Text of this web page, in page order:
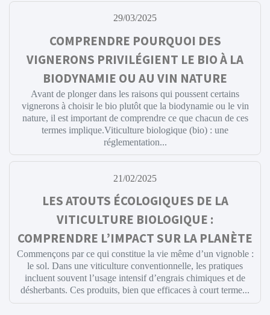
29/03/2025
COMPRENDRE POURQUOI DES
VIGNERONS PRIVILÉGIENT LE BIO À LA
BIODYNAMIE OU AU VIN NATURE
Avant de plonger dans les raisons qui poussent certains
vignerons à choisir le bio plutôt que la biodynamie ou le vin
nature, il est important de comprendre ce que chacun de ces
termes implique.Viticulture biologique (bio) : une
réglementation...
21/02/2025
LES ATOUTS ÉCOLOGIQUES DE LA
VITICULTURE BIOLOGIQUE :
COMPRENDRE L’IMPACT SUR LA PLANÈTE
Commençons par ce qui constitue la vie même d’un vignoble :
le sol. Dans une viticulture conventionnelle, les pratiques
incluent souvent l’usage intensif d’engrais chimiques et de
désherbants. Ces produits, bien que efficaces à court terme...